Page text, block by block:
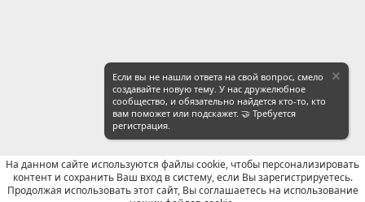
Если вы не нашли ответа на свой вопрос, смело
создавайте новую тему. У нас дружелюбное
сообщество, и обязательно найдется кто-то, кто
вам поможет или подскажет. 🤝 Требуется
регистрация.
На данном сайте используются файлы cookie, чтобы персонализировать
контент и сохранить Ваш вход в систему, если Вы зарегистрируетесь.
Продолжая использовать этот сайт, Вы соглашаетесь на использование